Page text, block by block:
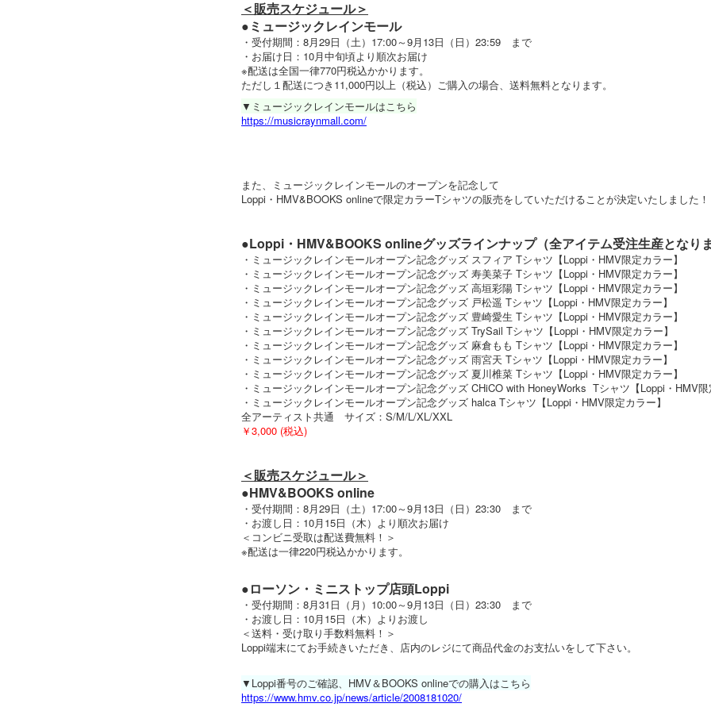
＜販売スケジュール＞
●ミュージックレインモール
・受付期間：8月29日（土）17:00～9月13日（日）23:59 まで
・お届け日：10月中旬頃より順次お届け
※配送は全国一律770円税込かかります。
ただし１配送につき11,000円以上（税込）ご購入の場合、送料無料となります。
▼ミュージックレインモールはこちら
https://musicraynmall.com/
また、ミュージックレインモールのオープンを記念して
Loppi・HMV&BOOKS onlineで限定カラーTシャツの販売をしていただけることが決定いたしました！
●Loppi・HMV&BOOKS onlineグッズラインナップ（全アイテム受注生産となり
・ミュージックレインモールオープン記念グッズ スフィア Tシャツ【Loppi・HMV限定カラー】
・ミュージックレインモールオープン記念グッズ 寿美菜子 Tシャツ【Loppi・HMV限定カラー】
・ミュージックレインモールオープン記念グッズ 高垣彩陽 Tシャツ【Loppi・HMV限定カラー】
・ミュージックレインモールオープン記念グッズ 戸松遥 Tシャツ【Loppi・HMV限定カラー】
・ミュージックレインモールオープン記念グッズ 豊崎愛生 Tシャツ【Loppi・HMV限定カラー】
・ミュージックレインモールオープン記念グッズ TrySail Tシャツ【Loppi・HMV限定カラー】
・ミュージックレインモールオープン記念グッズ 麻倉もも Tシャツ【Loppi・HMV限定カラー】
・ミュージックレインモールオープン記念グッズ 雨宮天 Tシャツ【Loppi・HMV限定カラー】
・ミュージックレインモールオープン記念グッズ 夏川椎菜 Tシャツ【Loppi・HMV限定カラー】
・ミュージックレインモールオープン記念グッズ CHiCO with HoneyWorks Tシャツ【Loppi・HMV
・ミュージックレインモールオープン記念グッズ halca Tシャツ【Loppi・HMV限定カラー】
全アーティスト共通 サイズ：S/M/L/XL/XXL
￥3,000 (税込)
＜販売スケジュール＞
●HMV&BOOKS online
・受付期間：8月29日（土）17:00～9月13日（日）23:30 まで
・お渡し日：10月15日（木）より順次お届け
＜コンビニ受取は配送費無料！＞
※配送は一律220円税込かかります。
●ローソン・ミニストップ店頭Loppi
・受付期間：8月31日（月）10:00～9月13日（日）23:30 まで
・お渡し日：10月15日（木）よりお渡し
＜送料・受け取り手数料無料！＞
Loppi端末にてお手続きいただき、店内のレジにて商品代金のお支払いをして下さい。
▼Loppi番号のご確認、HMV＆BOOKS onlineでの購入はこちら
https://www.hmv.co.jp/news/article/2008181020/